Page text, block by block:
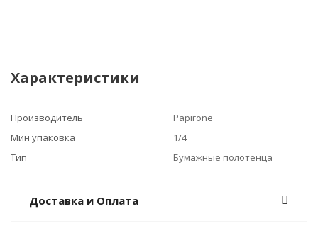
Характеристики
Производитель
Papirone
Мин упаковка
1/4
Тип
Бумажные полотенца
Доставка и Оплата